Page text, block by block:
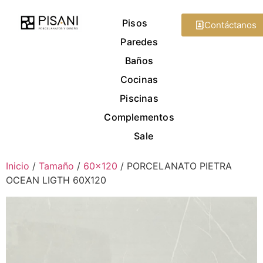
Pisos
Paredes
Baños
Cocinas
Piscinas
Complementos
Sale
Contáctanos
Inicio / Tamaño / 60x120 / PORCELANATO PIETRA
OCEAN LIGTH 60X120